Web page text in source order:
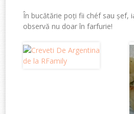
În bucătărie poți fii chéf sau șef,
observă nu doar în farfurie!